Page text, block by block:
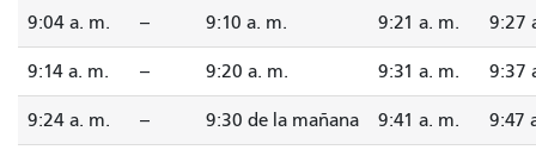
9:04 a. m. -- 9:10 a. m. 9:21 a. m. 9:27
9:14 a. m. -- 9:20 a. m. 9:31 a. m. 9:37
9:24 a. m. -- 9:30 de la mañana 9:41 a. m. 9:47